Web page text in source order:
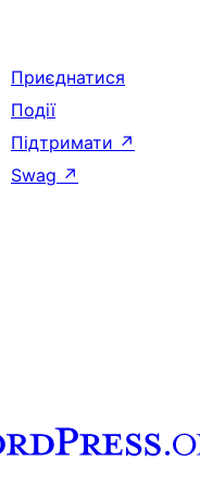
Приєднатися
Події
Підтримати ↗
Swag ↗